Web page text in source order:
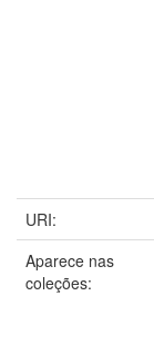
URI:
Aparece nas
coleções: